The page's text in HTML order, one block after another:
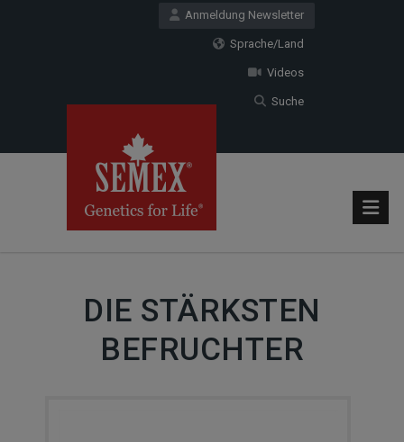
Anmeldung Newsletter
Sprache/Land
Videos
Suche
DIE STÄRKSTEN
BEFRUCHTER